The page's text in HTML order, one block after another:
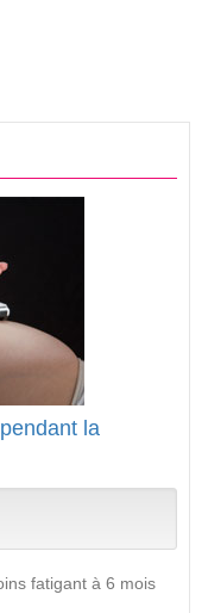
la
fatigant à 6 mois